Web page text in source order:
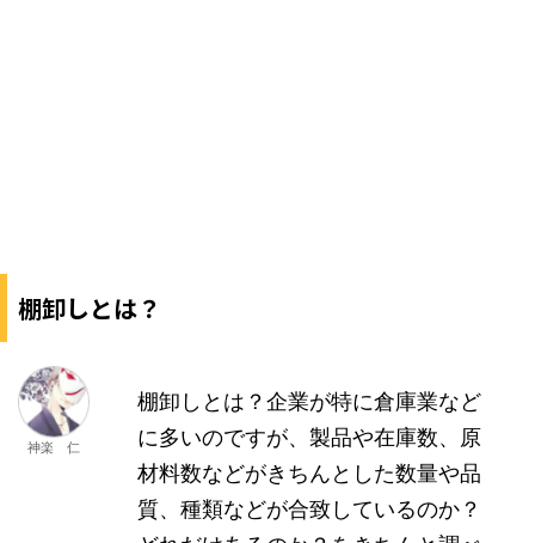
棚卸しとは？
神楽 仁
棚卸しとは？企業が特に倉庫業など
に多いのですが、製品や在庫数、原
材料数などがきちんとした数量や品
質、種類などが合致しているのか？